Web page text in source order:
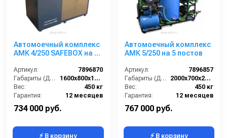
Автомоечный комплекс
АМК 4/250 SAFEBOX на 4
Артикул:
7896870
Габариты (ДхШхВ):
1600х800х1500
Вес:
450 кг
Гарантия:
12 месяцев
734 000 руб.
⚡ В корзину
Автомоечный комплекс
АМК 5/250 на 5 постов
Артикул:
7896857
Габариты (ДхШхВ):
2000х700х2000
Вес:
450 кг
Гарантия:
12 месяцев
767 000 руб.
⚡ В корзину